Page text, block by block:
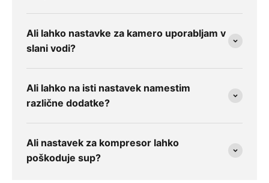
Ali lahko nastavke za kamero uporabljam v
slani vodi?
Ali lahko na isti nastavek namestim
različne dodatke?
Ali nastavek za kompresor lahko
poškoduje sup?